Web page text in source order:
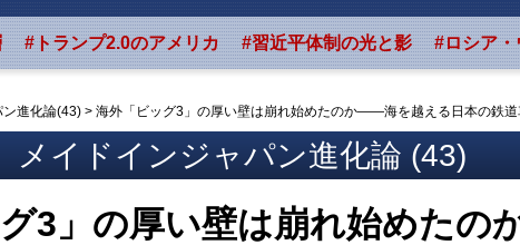
#トランプ2.0のアメリカ #習近平体制の光と影 #ロシア
ン進化論(43) > 海外「ビッグ3」の厚い壁は崩れ始めたのか――海を越える日本の鉄
メイドインジャパン進化論 (43)
3」の厚い壁は崩れ始めた